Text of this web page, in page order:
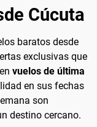
Cúcuta
baratos desde
exclusivas que
vuelos de última
en sus fechas
son
destino cercano.